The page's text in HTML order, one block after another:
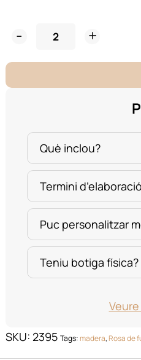
Jordi
Què inclou?
Termini d’elaboració
Puc personalitzar
Teniu botiga física?
SKU: 2395 Tags:madera,Rosa de